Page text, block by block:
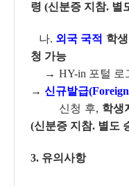
령 (신분증 지참. 별
나. 외국 국적 학
청 가능
→ HY-in 포털 로
→ 신규발급
신청 후, 학생
(신분증 지참. 별도
3.유의사항